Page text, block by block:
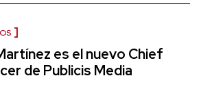
es el nuevo Chief
de Publicis Media